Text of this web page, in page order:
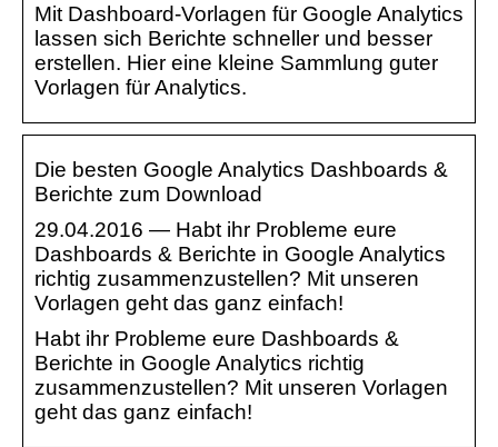
Mit Dashboard-Vorlagen für Google Analytics
lassen sich Berichte schneller und besser
erstellen. Hier eine kleine Sammlung guter
Vorlagen für Analytics.
Die besten Google Analytics Dashboards &
Berichte zum Download
29.04.2016 — Habt ihr Probleme eure
Dashboards & Berichte in Google Analytics
richtig zusammenzustellen? Mit unseren
Vorlagen geht das ganz einfach!
Habt ihr Probleme eure Dashboards &
Berichte in Google Analytics richtig
zusammenzustellen? Mit unseren Vorlagen
geht das ganz einfach!